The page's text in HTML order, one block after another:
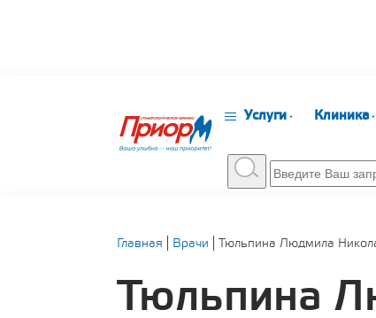
Услуги Клиника
Главная Врачи Тюльпина Людмила
Тюльпина